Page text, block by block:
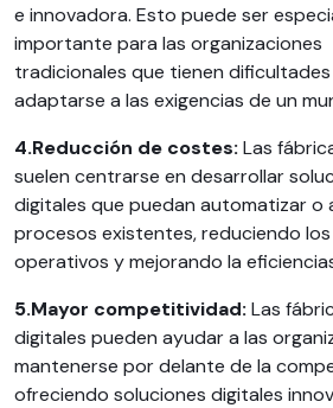
e innovadora. Esto puede ser
importante para las organizaciones
tradicionales que tienen
adaptarse a las exigencias de un
4.Reducción de costes:Las
suelen centrarse en desarrollar
digitales que puedan automatizar o
procesos existentes, reduciendo
operativos y mejorando la
5.Mayor competitividad:Las
digitales pueden ayudar a las
mantenerse por delante de la
ofreciendo soluciones digitales